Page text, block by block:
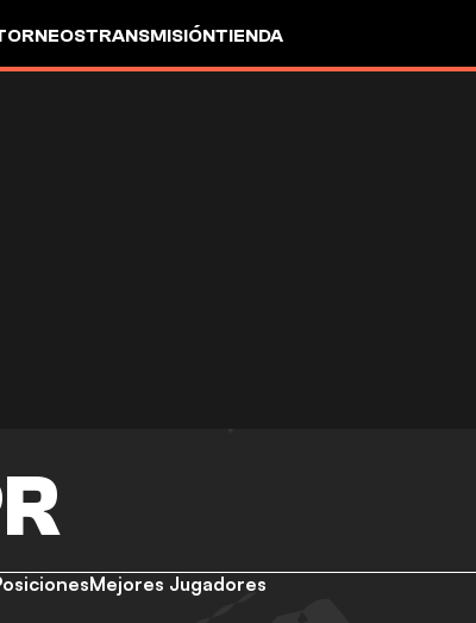
TRANSMISIÓNTIENDA
Mejores Jugadores